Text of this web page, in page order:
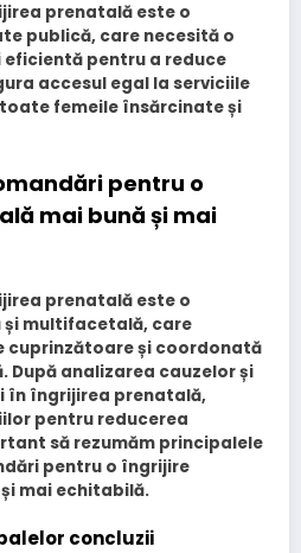
prenatalăeste o
publică, care necesită o
pentru a reduce
accesul egal la serviciile
femeile însărcinate și
pentru o
mai bună și mai
prenatală este o
și multifacetală, care
cuprinzătoare și coordonată
După analizarea cauzelor și
în îngrijirea prenatală,
pentru reducerea
să rezumăm principalele
pentru o îngrijire
mai echitabilă.
concluzii